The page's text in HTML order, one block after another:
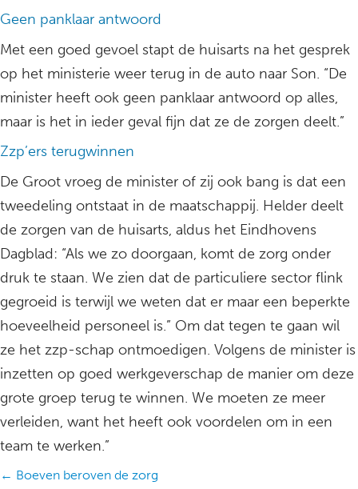
Geen panklaar antwoord
Met een goed gevoel stapt de huisarts na het gesprek
op het ministerie weer terug in de auto naar Son. “De
minister heeft ook geen panklaar antwoord op alles,
maar is het in ieder geval fijn dat ze de zorgen deelt.”
Zzp’ers terugwinnen
De Groot vroeg de minister of zij ook bang is dat een
tweedeling ontstaat in de maatschappij. Helder deelt
de zorgen van de huisarts, aldus het Eindhovens
Dagblad: “Als we zo doorgaan, komt de zorg onder
druk te staan. We zien dat de particuliere sector flink
gegroeid is terwijl we weten dat er maar een beperkte
hoeveelheid personeel is.” Om dat tegen te gaan wil
ze het zzp-schap ontmoedigen. Volgens de minister is
inzetten op goed werkgeverschap de manier om deze
grote groep terug te winnen. We moeten ze meer
verleiden, want het heeft ook voordelen om in een
team te werken.”
Posts
← Boeven beroven de zorg